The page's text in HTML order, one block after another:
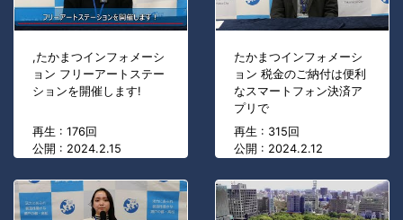
,たかまつインフォメーシ
ョン フリーアートステー
ションを開催します!
再生 : 176回
公開 : 2024.2.15
たかまつインフォメーシ
ョン 税金のご納付は便利
なスマートフォン決済ア
プリで
再生 : 315回
公開 : 2024.2.12